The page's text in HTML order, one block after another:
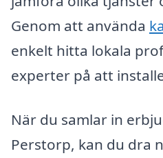
Genom att använda
enkelt hitta lokala
experter på att
När du samlar in
Perstorp, kan du dra